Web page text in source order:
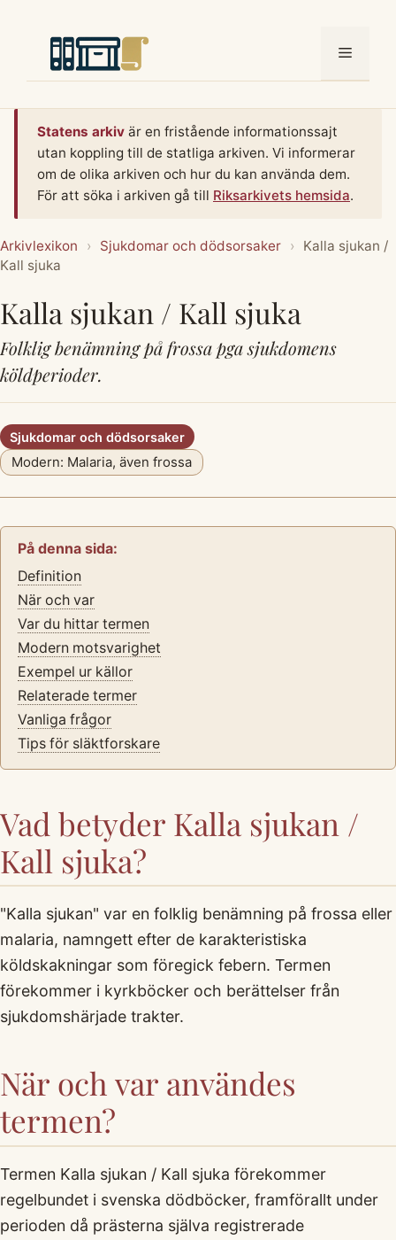
innehåll
Meny
Statens arkiv är en fristående informationssajt
utan koppling till de statliga arkiven. Vi informerar
om de olika arkiven och hur du kan använda dem.
För att söka i arkiven gå till Riksarkivets hemsida.
Arkivlexikon › Sjukdomar och dödsorsaker ›
Kalla sjukan /
Kall sjuka
Kalla sjukan / Kall sjuka
Folklig benämning på frossa pga sjukdomens
köldperioder.
Sjukdomar och dödsorsaker
Modern: Malaria, även frossa
På denna sida:
Definition
När och var
Var du hittar termen
Modern motsvarighet
Exempel ur källor
Relaterade termer
Vanliga frågor
Tips för släktforskare
Vad betyder Kalla sjukan /
Kall sjuka?
"Kalla sjukan" var en folklig benämning på frossa eller
malaria, namngett efter de karakteristiska
köldskakningar som föregick febern. Termen
förekommer i kyrkböcker och berättelser från
sjukdomshärjade trakter.
När och var användes
termen?
Termen Kalla sjukan / Kall sjuka förekommer
regelbundet i svenska dödböcker, framförallt under
perioden då prästerna själva registrerade